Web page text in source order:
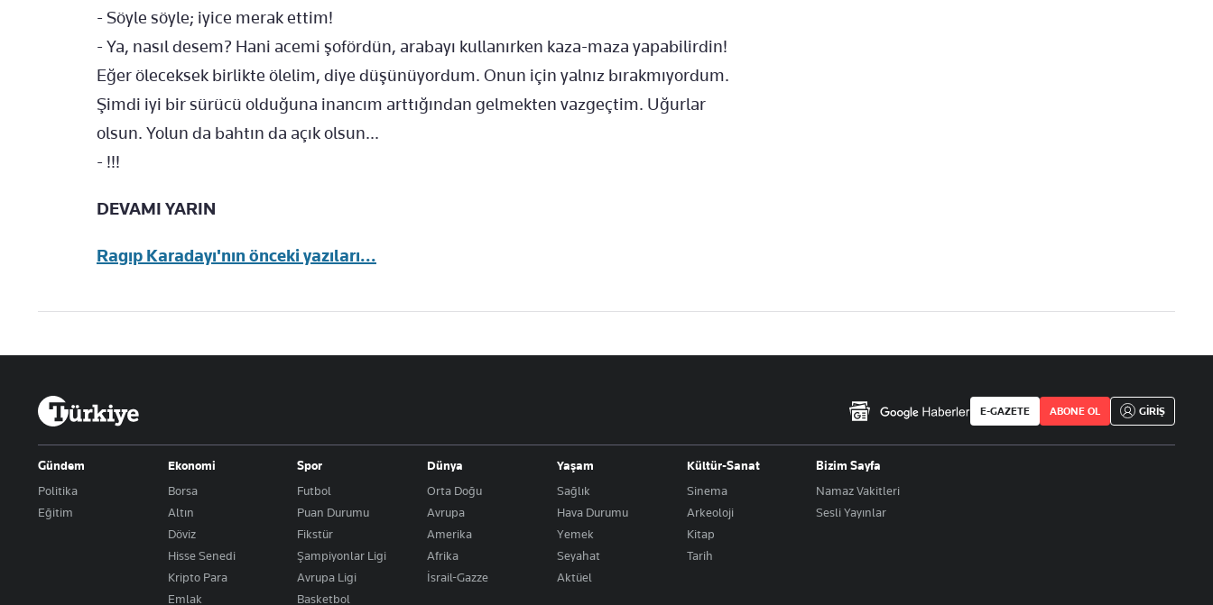
- Söyle söyle; iyice merak ettim!
- Ya, nasıl desem? Hani acemi şofördün, arabayı kullanırken kaza-maza yapabilirdin!
Eğer öleceksek birlikte ölelim, diye düşünüyordum. Onun için yalnız bırakmıyordum.
Şimdi iyi bir sürücü olduğuna inancım arttığından gelmekten vazgeçtim. Uğurlar
olsun. Yolun da bahtın da açık olsun...
- !!!
DEVAMI YARIN
Ragıp Karadayı'nın önceki yazıları...
E-GAZETE ABONE OL GİRİŞ
Gündem
Politika
Eğitim
Ekonomi
Borsa
Altın
Döviz
Hisse Senedi
Kripto Para
Emlak
Spor
Futbol
Puan Durumu
Fikstür
Şampiyonlar Ligi
Avrupa Ligi
Basketbol
Dünya
Orta Doğu
Avrupa
Amerika
Afrika
İsrail-Gazze
Yaşam
Sağlık
Hava Durumu
Yemek
Seyahat
Aktüel
Kültür-Sanat
Sinema
Arkeoloji
Kitap
Tarih
Bizim Sayfa
Namaz Vakitleri
Sesli Yayınlar